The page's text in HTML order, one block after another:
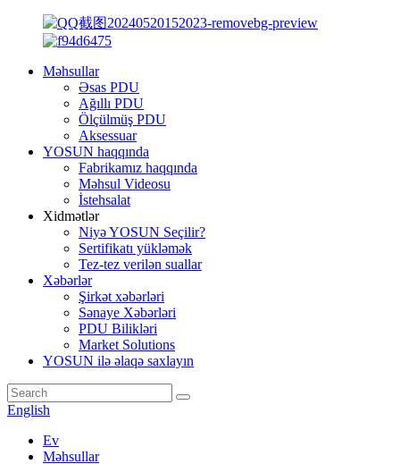
Məhsullar
Əsas PDU
Ağıllı PDU
Ölçülmüş PDU
Aksessuar
YOSUN haqqında
Fabrikamız haqqında
Məhsul Videosu
İstehsalat
Xidmətlər
Niyə YOSUN Seçilir?
Sertifikatı yükləmək
Tez-tez verilən suallar
Xəbərlər
Şirkət xəbərləri
Sənaye Xəbərləri
PDU Bilikləri
Market Solutions
YOSUN ilə əlaqə saxlayın
English
Ev
Məhsullar